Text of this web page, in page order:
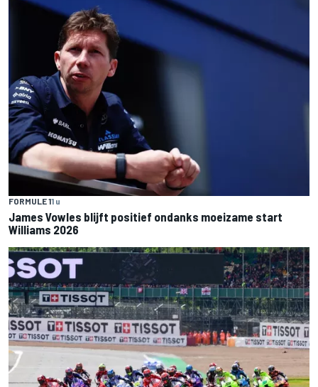
FORMULE 11 u
James Vowles blijft positief ondanks moeizame start
Williams 2026